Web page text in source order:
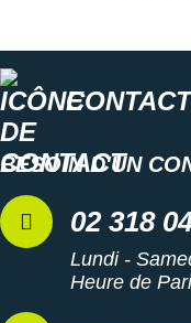
Les autres produits
CONTACT
BESOIN D'UN
02 318
Lundi -
Heure de